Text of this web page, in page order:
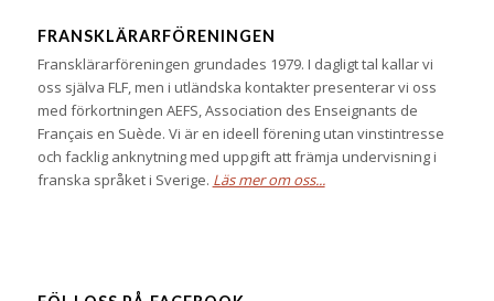
FRANSKLÄRARFÖRENINGEN
Fransklärarföreningen grundades 1979. I dagligt tal kallar vi
oss själva FLF, men i utländska kontakter presenterar vi oss
med förkortningen AEFS, Association des Enseignants de
Français en Suède. Vi är en ideell förening utan vinstintresse
och facklig anknytning med uppgift att främja undervisning i
franska språket i Sverige. Läs mer om oss...